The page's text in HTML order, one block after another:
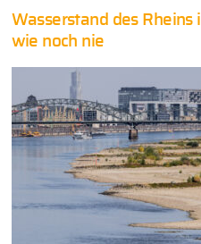
Wasserstand des Rheins
wie noch nie